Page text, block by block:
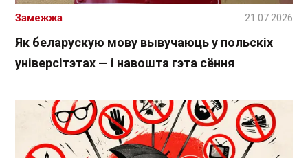
Як беларускую мову вывучаюць у польскіх
універсітэтах — і навошта гэта сёння
Замежжа 21.07.2026